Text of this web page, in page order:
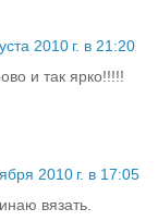
2010 г. в 21:20
и так ярко!!!!!
2010 г. в 17:05
вязать.